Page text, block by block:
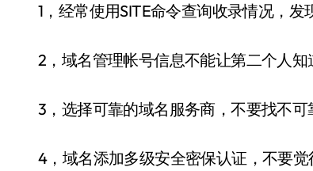
1，经常使用SITE命令查询收录情况，发
2，域名管理帐号信息不能让第二个人知
3，选择可靠的域名服务商，不要找不可
4，域名添加多级安全密保认证，不要觉